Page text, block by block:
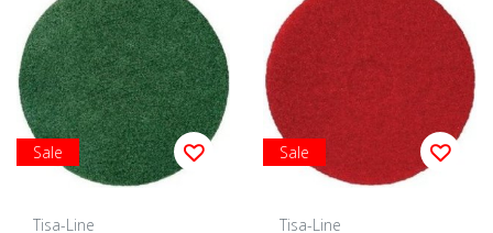
Sale
Tisa-Line
Sale
Tisa-Line